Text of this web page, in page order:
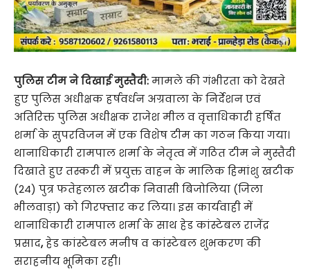
पुलिस टीम ने दिखाई मुस्तैदी:मामले की गंभीरता को देखते
हुए पुलिस अधीक्षक हर्षवर्धन अग्रवाला के निर्देशन एवं
अतिरिक्त पुलिस अधीक्षक राजेश मील व वृत्ताधिकारी हर्षित
शर्मा के सुपरविजन में एक विशेष टीम का गठन किया गया।
थानाधिकारी रामपाल शर्मा के नेतृत्व में गठित टीम ने मुस्तैदी
दिखाते हुए तस्करी में प्रयुक्त वाहन के मालिक हिमांशु खटीक
(24) पुत्र फतेहलाल खटीक निवासी बिजोलिया (जिला
भीलवाड़ा) को गिरफ्तार कर लिया। इस कार्यवाही में
थानाधिकारी रामपाल शर्मा के साथ हेड कांस्टेबल राजेंद्र
प्रसाद,हेड कांस्टेबल मनीष व कांस्टेबल शुभकरण की
सराहनीय भूमिका रही।